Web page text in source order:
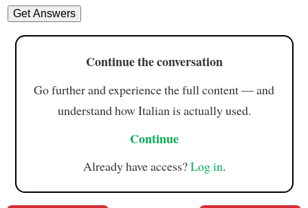
Continue the conversation
Go further and experience the full content — and
understand how Italian is actually used.
Continue
Already have access?Log in.